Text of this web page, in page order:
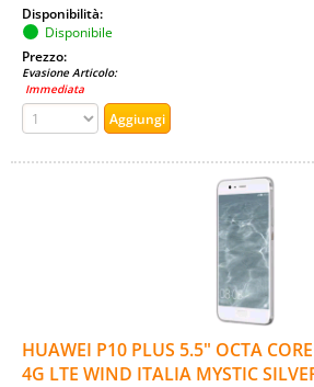
Disponibilità:
Disponibile
Prezzo:
Evasione Articolo:
Immediata
HUAWEI P10 PLUS 5.5" OCTA
4G LTE WIND ITALIA MYSTIC